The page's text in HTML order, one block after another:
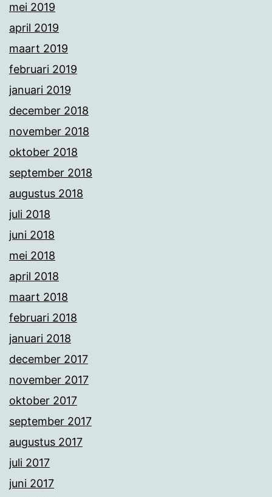
mei 2019
april 2019
maart 2019
februari 2019
januari 2019
december 2018
november 2018
oktober 2018
september 2018
augustus 2018
juli 2018
juni 2018
mei 2018
april 2018
maart 2018
februari 2018
januari 2018
december 2017
november 2017
oktober 2017
september 2017
augustus 2017
juli 2017
juni 2017